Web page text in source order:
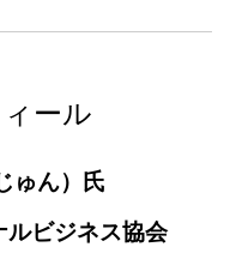
ール
ゅん）氏
ルビジネス協会